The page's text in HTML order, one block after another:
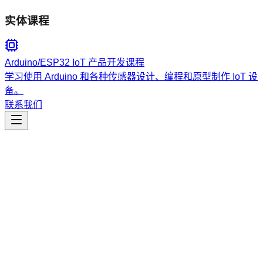
实体课程
Arduino/ESP32 IoT 产品开发课程
学习使用 Arduino 和各种传感器设计、编程和原型制作 IoT 设
备。
联系我们